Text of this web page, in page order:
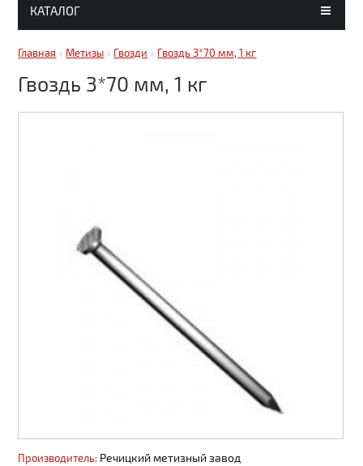
СТАТЬИ
ГАЛЕРЕЯ
КАТАЛОГ
Гипсокартон, комплектующие
Строительные смеси
Кирпич, блоки
Битумные фасадные материалы
Сайдинг, софит
Панели ПВХ фасадные
Профнастил, штакет, 3D ограждения
Водоотвод поверхностный
Главная » Метизы » Гвозди » Гвоздь 3*70 мм, 1 кг
Гвоздь 3*70 мм, 1 кг
Производитель: Речицкий метизный завод